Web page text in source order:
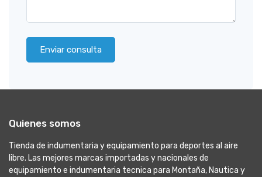
Enviar consulta
Quienes somos
Tienda de indumentaria y equipamiento para deportes al aire
libre. Las mejores marcas importadas y nacionales de
equipamiento e indumentaria tecnica para Montaña, Nautica y